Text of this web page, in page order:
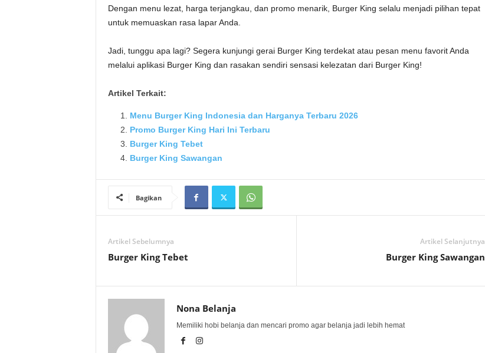
Dengan menu lezat, harga terjangkau, dan promo menarik, Burger King selalu menjadi pilihan tepat
untuk memuaskan rasa lapar Anda.
Jadi, tunggu apa lagi? Segera kunjungi gerai Burger King terdekat atau pesan menu favorit Anda
melalui aplikasi Burger King dan rasakan sendiri sensasi kelezatan dari Burger King!
Artikel Terkait:
Menu Burger King Indonesia dan Harganya Terbaru 2026
Promo Burger King Hari Ini Terbaru
Burger King Tebet
Burger King Sawangan
Bagikan
Artikel Sebelumnya
Burger King Tebet
Artikel Selanjutnya
Burger King Sawangan
Nona Belanja
Memiliki hobi belanja dan mencari promo agar belanja jadi lebih hemat